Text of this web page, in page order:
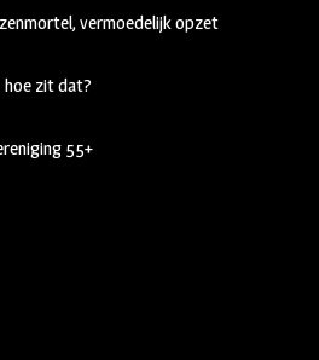
vermoedelijk opzet
hoe zit dat?
55+